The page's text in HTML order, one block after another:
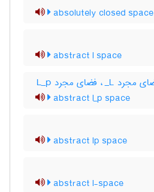
absolutely closed space
abstract l space
abstract l_p space
abstract lp space
abstract l-space